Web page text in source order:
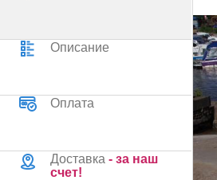
Описание
Оплата
Доставка - за наш
счет!